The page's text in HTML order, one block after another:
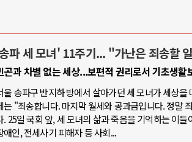
파 세 모녀' 11주기... "가난은 죄송할
곤과 차별 없는 세상...보편적 권리로서 기초생활
울 송파구 반지하 방에서 살아가던 세 모녀가 세상을
는 "죄송합니다. 마지막 월세와 공과금입니다. 정말
. 25일 국회 앞, 세 모녀의 삶과 죽음을 기억하는 이
애인, 전세사기 피해자 등 사회...